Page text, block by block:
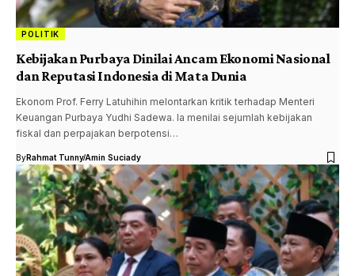
POLITIK
Kebijakan Purbaya Dinilai Ancam Ekonomi Nasional
dan Reputasi Indonesia di Mata Dunia
Ekonom Prof. Ferry Latuhihin melontarkan kritik terhadap Menteri
Keuangan Purbaya Yudhi Sadewa. Ia menilai sejumlah kebijakan
fiskal dan perpajakan berpotensi…
ByRahmat TunnyAmin Suciady